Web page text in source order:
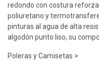
redondo con costura
poliuretano y
pinturas al agua de alta
algodón punto liso, su
Poleras y Camisetas >